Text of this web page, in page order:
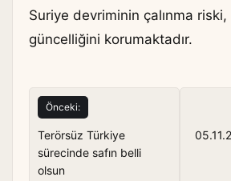
Suriye devriminin çalınma riski,
güncelliğini korumaktadır.
Yazı
gezinmesi
Önceki:
Terörsüz Türkiye
sürecinde safın belli
olsun